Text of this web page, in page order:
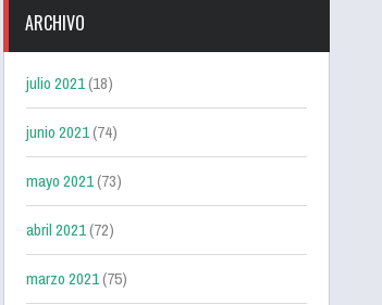
ARCHIVO
julio 2021(18)
junio 2021(74)
mayo 2021(73)
abril 2021(72)
marzo 2021(75)